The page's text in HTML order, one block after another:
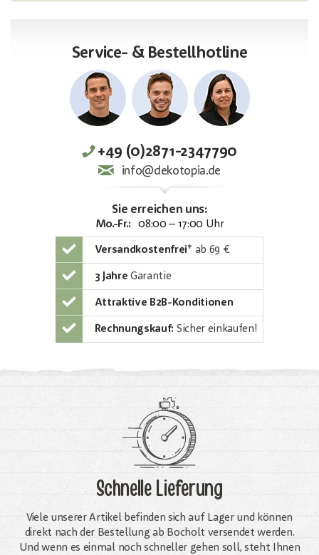
Service- & Bestellhotline
+49 (0)2871-2347790
info@dekotopia.de
Sie erreichen uns:
Mo.-Fr.: 08:00 – 17:00 Uhr
Versandkostenfrei* ab 69 €
3 Jahre Garantie
Attraktive B2B-Konditionen
Rechnungskauf: Sicher einkaufen!
Schnelle Lieferung
Viele unserer Artikel befinden sich auf Lager und können
direkt nach der Bestellung ab Bocholt versendet werden.
Und wenn es einmal noch schneller gehen soll, steht Ihnen